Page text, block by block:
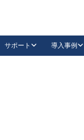
サポート 導入事例